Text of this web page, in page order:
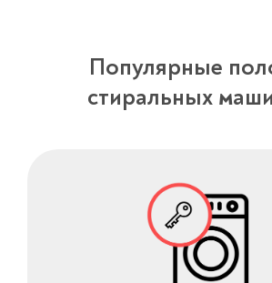
Популярные
стиральных